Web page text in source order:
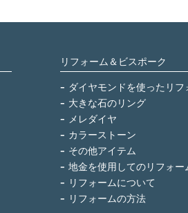
リフォーム＆ビスポーク
ダイヤモンドを使ったリフ
大きな石のリング
メレダイヤ
カラーストーン
その他アイテム
地金を使用してのリフォー
リフォームについて
リフォームの方法